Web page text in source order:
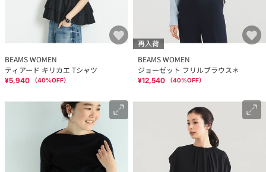
BEAMS WOMEN
ティアード キリカエ Tシャツ
¥5,940 （40%OFF）
再入荷
BEAMS WOMEN
ジョーゼット フリルブラウス＊
¥12,540 （40%OFF）